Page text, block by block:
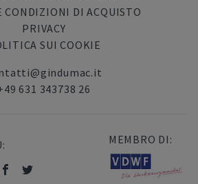
CONDIZIONI DI ACQUISTO
PRIVACY
SUI COOKIE
631 343738 26
MEMBRO DI: